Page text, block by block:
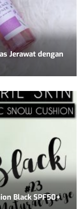
Jerawat dengan
Black SPF50+